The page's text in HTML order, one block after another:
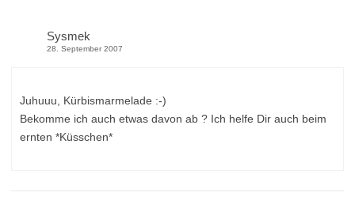
Sysmek
28. September 2007
Juhuuu, Kürbismarmelade :-)
Bekomme ich auch etwas davon ab ? Ich helfe Dir auch beim
ernten *Küsschen*